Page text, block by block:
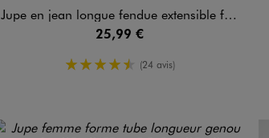
Jupe en jean longue fendue extensible femme
25,99 €
4.5/5 de moyenne
(24 avis)